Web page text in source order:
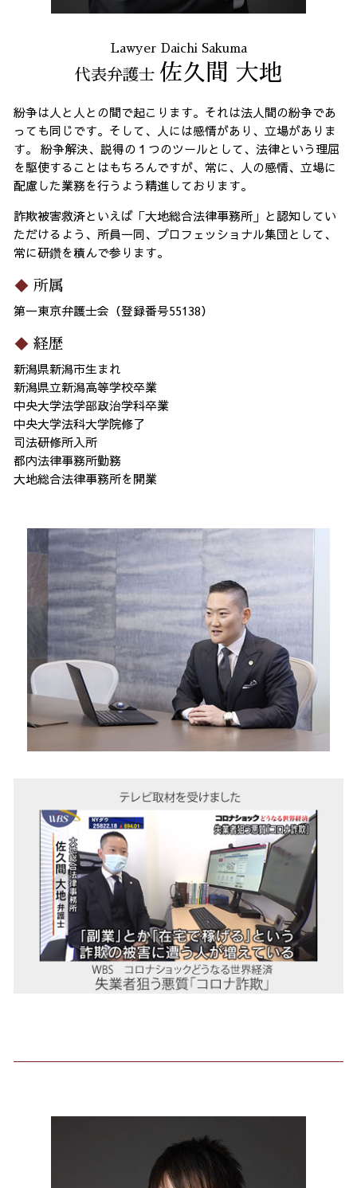
Lawyer Daichi Sakuma
代表弁護士 佐久間 大地
紛争は人と人との間で起こります。それは法人間の紛争であ
っても同じです。そして、人には感情があり、立場がありま
す。 紛争解決、説得の１つのツールとして、法律という理屈
を駆使することはもちろんですが、常に、人の感情、立場に
配慮した業務を行うよう精進しております。
詐欺被害救済といえば「大地総合法律事務所」と認知してい
ただけるよう、所員一同、プロフェッショナル集団として、
常に研鑽を積んで参ります。
所属
第一東京弁護士会（登録番号55138）
経歴
新潟県新潟市生まれ
新潟県立新潟高等学校卒業
中央大学法学部政治学科卒業
中央大学法科大学院修了
司法研修所入所
都内法律事務所勤務
大地総合法律事務所を開業